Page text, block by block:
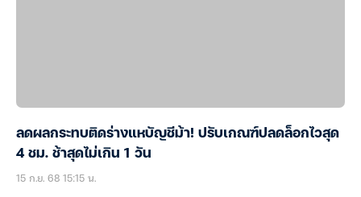
ลดผลกระทบติดร่างแหบัญชีม้า! ปรับเกณฑ์ปลดล็อกไวสุด
4 ชม. ช้าสุดไม่เกิน 1 วัน
15 ก.ย. 68 15:15 น.